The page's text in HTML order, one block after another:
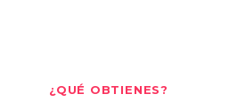
¿QUÉ OBTIENES?